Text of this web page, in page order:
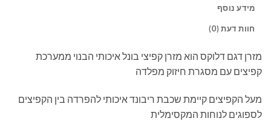
מידע נוסף
חוות דעת (0)
מזרן דגם דלוקס הוא מזרן קפיצי בונל איכותי הבנוי ממערכת
קפיצים עם מסגרת חיזוק מפלדה
מעל הקפיצים קיימת שכבת ריבונד איכותי להפרדה בין הקפיצים
לספוגים לנוחות המקסימלית